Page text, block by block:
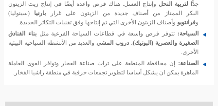
جدًّا لتربية النحل وإنتاج العسل. هناك فرص واعدة أيضًا في إنتاج زيت الزيتون
البكر الممتاز من أصناف جديدة من الزيتون على غرار بارنيا (سينوليا)
وفرانتويو وأصناف الزيتون الأخرى التي تم إنتاجها وفق تقنيات التكاثر الجديدة.
السياحة: تتوفر فرص واسعة في قطاعات السياحة الفرعية مثلبناء الفنادق
الصغيرة والعصرية (البوتيك)، دروب المشي والعديد من الأنشطة السياحية البيئية
الأخرى.
الصناعة: إن محافظة المنطقة على تراث صناعة الفخار وتوافر القوى العاملة
الماهرة يمكن ان يشكل أساسا لتطوير تجمعات حرفية في منطقة راشيا الفخار.